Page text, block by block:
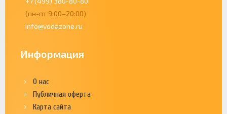
(пн-пт 9:00–20:00)
info@vodazone.ru
Информация
О нас
Публичная оферта
Карта сайта